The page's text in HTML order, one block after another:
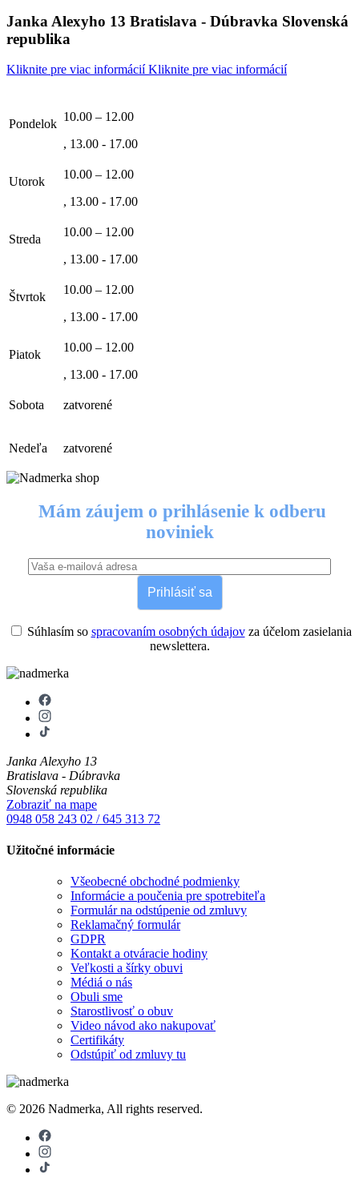
Janka Alexyho 13 Bratislava - Dúbravka Slovenská
republika
Kliknite pre viac informáciíKliknite pre viac informácií
Pondelok
10.00 – 12.00
, 13.00 - 17.00
Utorok
10.00 – 12.00
, 13.00 - 17.00
Streda
10.00 – 12.00
, 13.00 - 17.00
Štvrtok
10.00 – 12.00
, 13.00 - 17.00
Piatok
10.00 – 12.00
, 13.00 - 17.00
Sobota zatvorené
Nedeľa zatvorené
Mám záujem o prihlásenie k odberu
noviniek
Prihlásiť sa
Súhlasím so spracovaním osobných údajovza účelom zasielania
newslettera.
Janka Alexyho 13
Bratislava - Dúbravka
Slovenská republika
Zobraziť na mape
0948 058 243 02 / 645 313 72
Užitočné informácie
Všeobecné obchodné podmienky
Informácie a poučenia pre spotrebiteľa
Formulár na odstúpenie od zmluvy
Reklamačný formulár
GDPR
Kontakt a otváracie hodiny
Veľkosti a šírky obuvi
Médiá o nás
Obuli sme
Starostlivosť o obuv
Video návod ako nakupovať
Certifikáty
Odstúpiť od zmluvy tu
© 2026 Nadmerka, All rights reserved.